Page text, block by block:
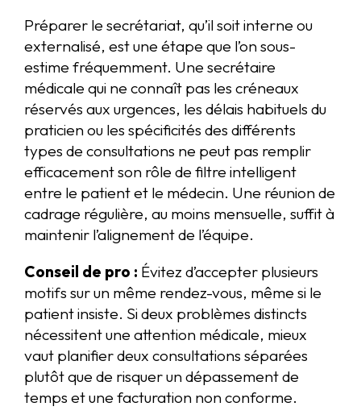
Préparer le secrétariat, qu’il soit interne ou
externalisé, est une étape que l’on sous-
estime fréquemment. Une secrétaire
médicale qui ne connaît pas les créneaux
réservés aux urgences, les délais habituels du
praticien ou les spécificités des différents
types de consultations ne peut pas remplir
efficacement son rôle de filtre intelligent
entre le patient et le médecin. Une réunion de
cadrage régulière, au moins mensuelle, suffit à
maintenir l’alignement de l’équipe.
Conseil de pro : Évitez d’accepter plusieurs
motifs sur un même rendez-vous, même si le
patient insiste. Si deux problèmes distincts
nécessitent une attention médicale, mieux
vaut planifier deux consultations séparées
plutôt que de risquer un dépassement de
temps et une facturation non conforme.